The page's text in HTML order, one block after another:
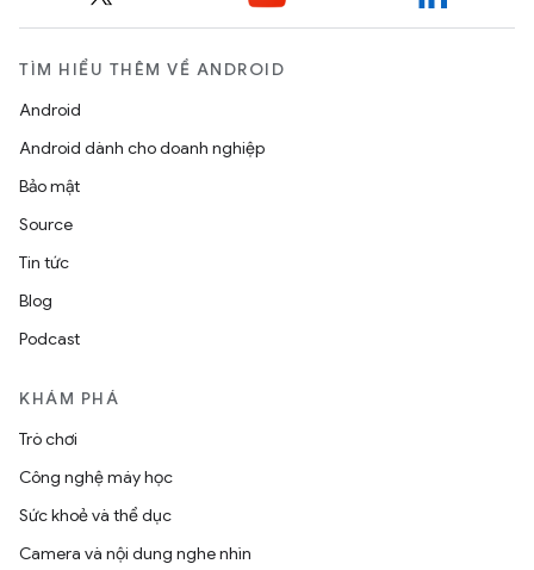
TÌM HIỂU THÊM VỀ ANDROID
Android
Android dành cho doanh nghiệp
Bảo mật
Source
Tin tức
Blog
Podcast
KHÁM PHÁ
Trò chơi
Công nghệ máy học
Sức khoẻ và thể dục
Camera và nội dung nghe nhìn